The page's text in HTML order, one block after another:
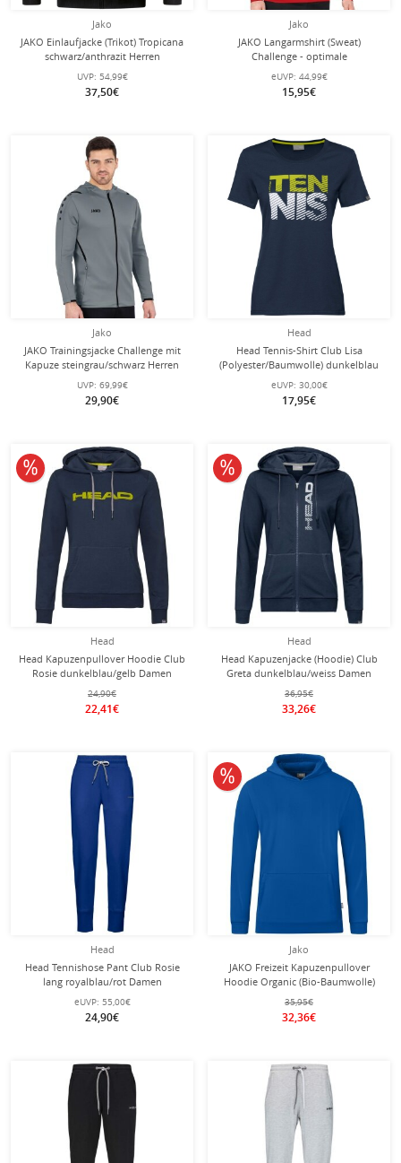
Jako
JAKO Einlaufjacke (Trikot) Tropicana
schwarz/anthrazit Herren
UVP: 54,99€
37,50€
Jako
JAKO Langarmshirt (Sweat)
Challenge - optimale
Bewegungsfreiheit - rot Herren
eUVP: 44,99€
15,95€
Jako
JAKO Trainingsjacke Challenge mit
Kapuze steingrau/schwarz Herren
UVP: 69,99€
29,90€
Head
Head Tennis-Shirt Club Lisa
(Polyester/Baumwolle) dunkelblau
Damen
eUVP: 30,00€
17,95€
Head
Head Kapuzenpullover Hoodie Club
Rosie dunkelblau/gelb Damen
24,90€
22,41€
10% reduziert
Head
Head Kapuzenjacke (Hoodie) Club
Greta dunkelblau/weiss Damen
36,95€
33,26€
10% reduziert
Head
Head Tennishose Pant Club Rosie
lang royalblau/rot Damen
eUVP: 55,00€
24,90€
Jako
JAKO Freizeit Kapuzenpullover
Hoodie Organic (Bio-Baumwolle)
royalblau Jungen
35,95€
32,36€
10% reduziert